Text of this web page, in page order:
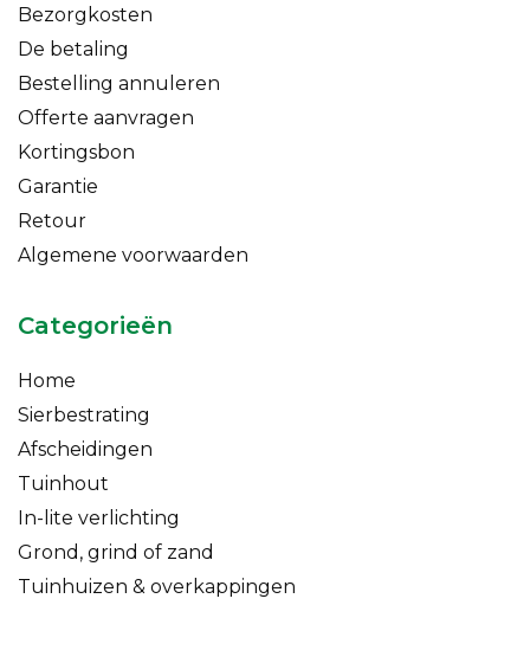
Bezorgkosten
De betaling
Bestelling annuleren
Offerte aanvragen
Kortingsbon
Garantie
Retour
Algemene voorwaarden
Categorieën
Home
Sierbestrating
Afscheidingen
Tuinhout
In-lite verlichting
Grond, grind of zand
Tuinhuizen & overkappingen